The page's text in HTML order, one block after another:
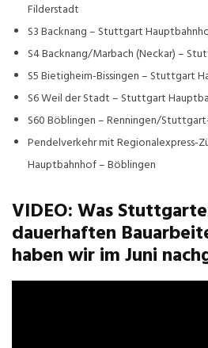
Filderstadt
S3 Backnang – Stuttgart
S4 Backnang/Marbach (Neckar) –
S5 Bietigheim-Bissingen – Stuttgart
S6 Weil der Stadt – Stuttgart
S60 Böblingen – Renningen/
Pendelverkehr mit Regionalexpress-
Hauptbahnhof – Böblingen
VIDEO: Was
dauerhaften
haben wir im Juni